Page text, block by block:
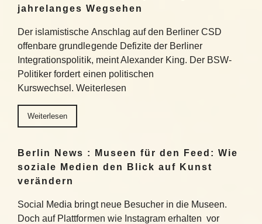
jahrelanges Wegsehen
Der islamistische Anschlag auf den Berliner CSD
offenbare grundlegende Defizite der Berliner
Integrationspolitik, meint Alexander King. Der BSW-
Politiker fordert einen politischen
Kurswechsel. Weiterlesen
Weiterlesen
Berlin News : Museen für den Feed: Wie
soziale Medien den Blick auf Kunst
verändern
Social Media bringt neue Besucher in die Museen.
Doch auf Plattformen wie Instagram erhalten vor